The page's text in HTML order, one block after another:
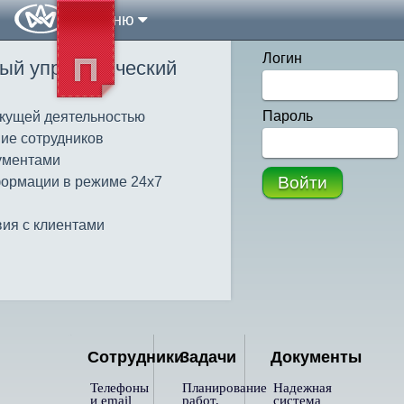
Меню
управленческий
деятельностью
сотрудников
в режиме 24х7
с клиентами
Логин
Пароль
Войти
Сотрудники
Телефоны
и email
Задачи
Планирование
работ,
Документы
Надежная
система